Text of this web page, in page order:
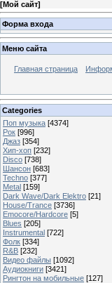
[Мой сайт]
Форма входа
Меню сайта
Главная страница
Categories
Поп музыка [4374]
Рок [996]
Джаз [354]
Хип-хоп [232]
Disco [738]
Шансон [683]
Techno [377]
Metal [159]
Dark Wave/Dark Elektro [21]
House/Trance [3736]
Emocore/Hardcore [5]
Blues [205]
Instrumental [722]
Фолк [334]
R&B [232]
Видео файлы [1092]
Аудиокниги [3421]
Рингтон на мобильные [127]